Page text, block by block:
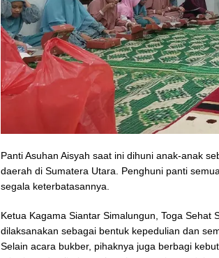
Panti Asuhan Aisyah saat ini dihuni anak-anak
daerah di Sumatera Utara. Penghuni panti
segala keterbatasannya.
Ketua Kagama Siantar Simalungun, Toga Sehat
dilaksanakan sebagai bentuk kepedulian dan
Selain acara bukber, pihaknya juga berbagi